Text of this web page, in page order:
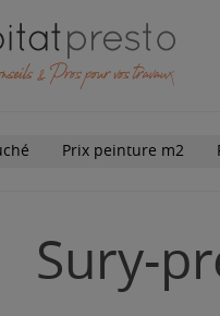
Prix peinture m2
Sury-